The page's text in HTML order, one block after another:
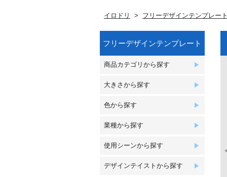
イロドリ フリーデザインテンプレート
フリーデザインテンプレート
商品カテゴリから探す
大きさから探す
色から探す
業種から探す
使用シーンから探す
デザインテイストから探す